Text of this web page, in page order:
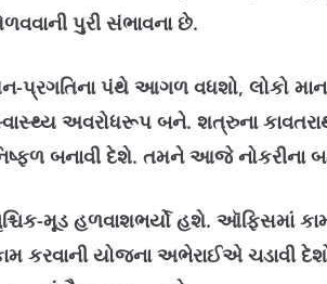
પુરી સંભાવના છે.
પ્રગતિના પંથે આગળ વધશો, લોકો
અવરોધરૂપ બને. શત્રુના
બનાવી દેશે. તમને આજે
મૂડ હળવાશભર્યો હશે. ઑફિસમાં
કરવાની યોજના અભેરાઈએ ચડાવી